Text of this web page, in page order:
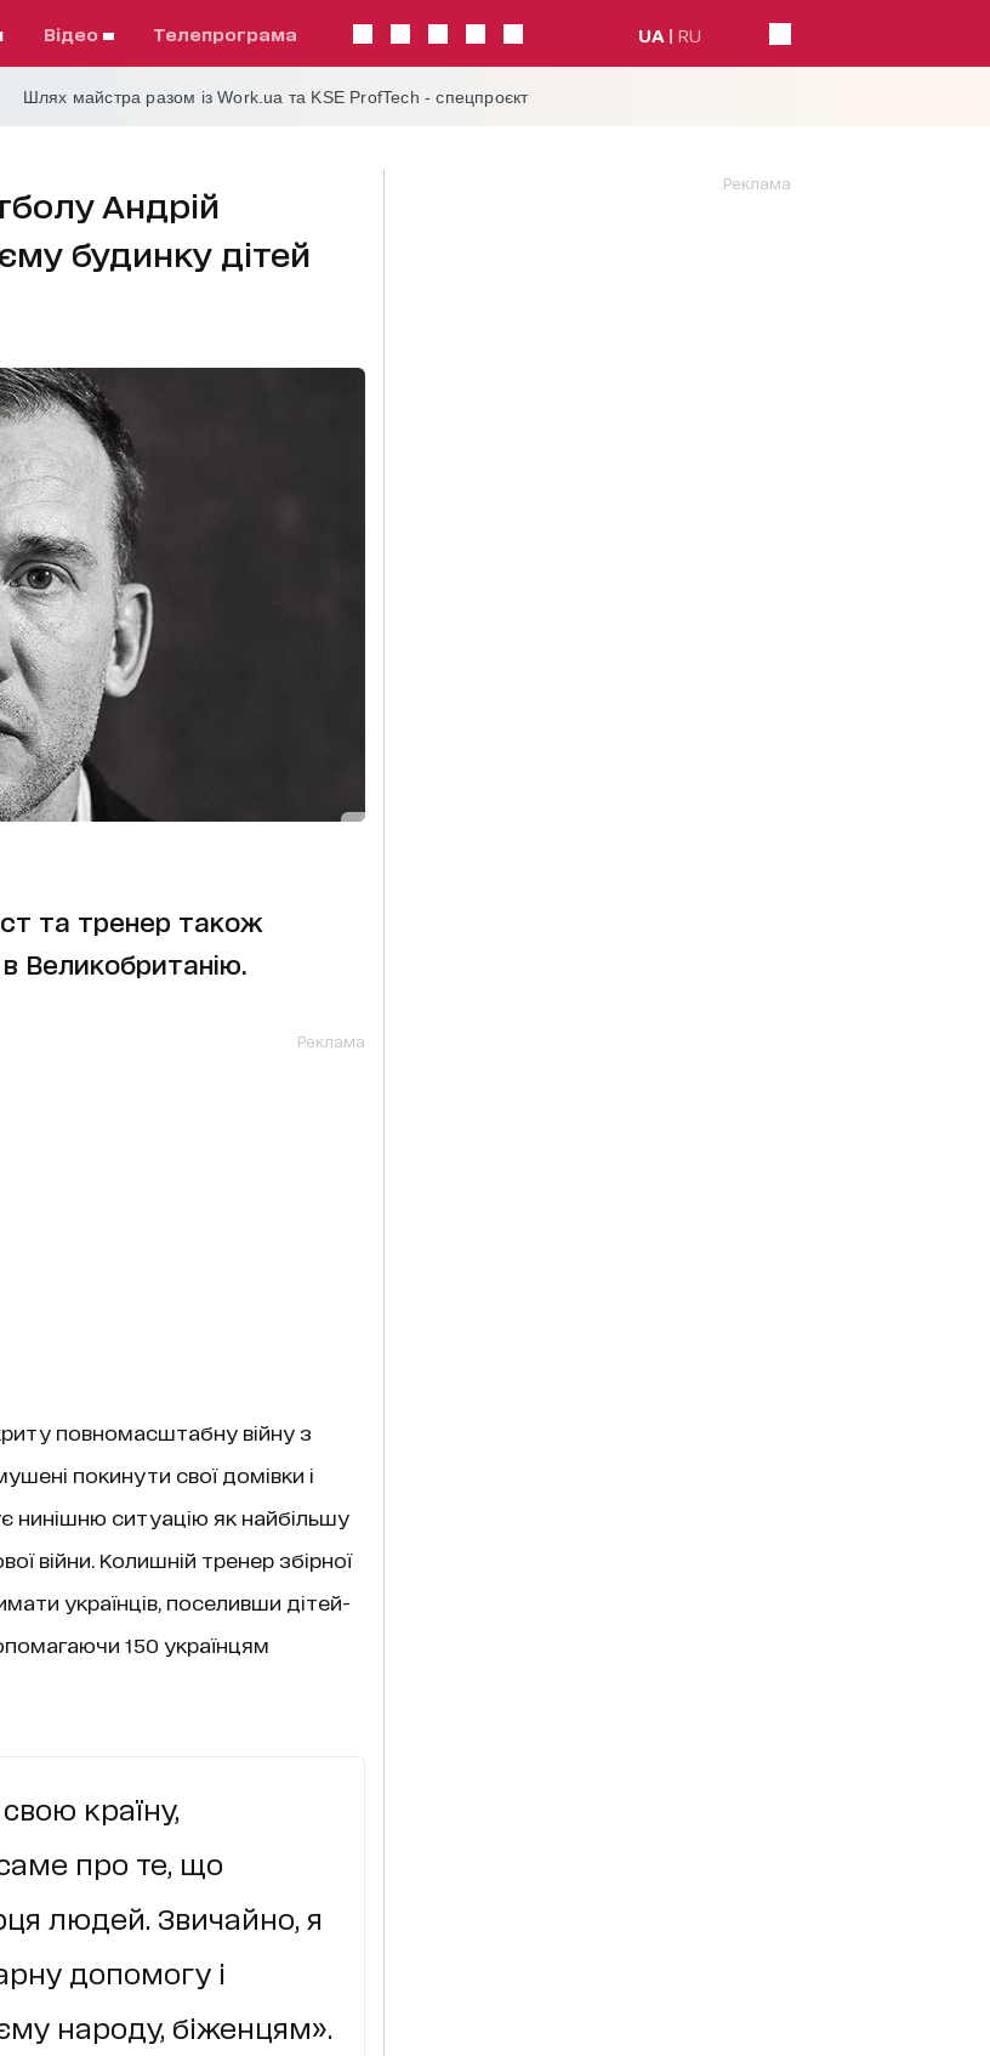
відео телепрограма UA RU
Шлях майстра разом із Work.ua та KSE ProfTech - спецпроєкт
Андрій
будинку дітей
та тренер також
Великобританію.
Реклама
повномасштабну війну з
покинути свої домівки і
нинішню ситуацію як найбільшу
війни. Колишній тренер збірної
українців, поселивши дітей-
150 українцям
країну,
про те, що
людей. Звичайно, я
допомогу і
народу, біженцям».
Реклама